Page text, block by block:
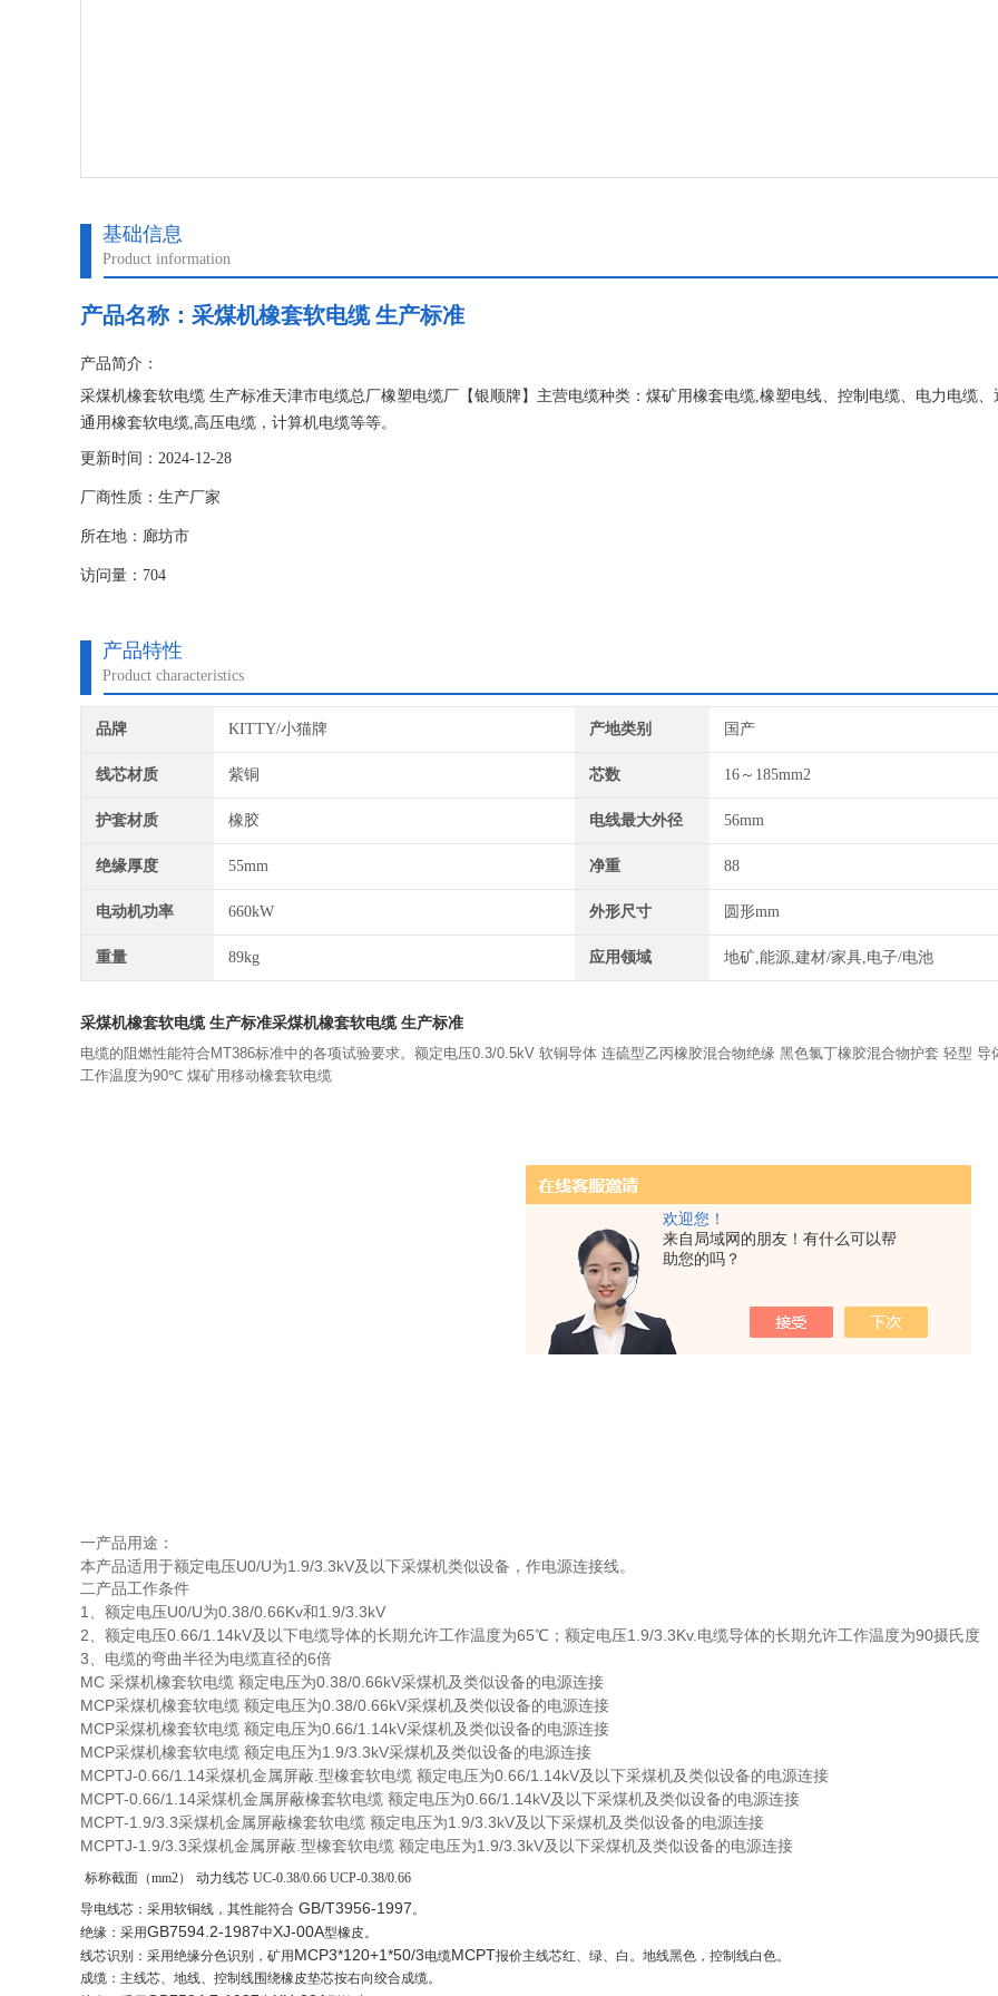
欢迎您！
来自局域网的朋友！有什么可以帮
助您的吗？
基础信息
Product information
产品名称： 采煤机橡套软电缆 生产标准
产品简介：
采煤机橡套软电缆 生产标准天津市电缆总厂橡塑电缆厂【银顺牌】主营电缆种类：煤矿用橡套电缆,橡塑电线、控制电缆、电力电缆、
通用橡套软电缆,高压电缆，计算机电缆等等。
更新时间：2024-12-28
厂商性质：生产厂家
所在地：廊坊市
访问量：704
产品特性
Product characteristics
品牌 KITTY/小猫牌 产地类别 国产
线芯材质 紫铜 芯数 16～185mm2
护套材质 橡胶 电线最大外径 56mm
绝缘厚度 55mm 净重 88
电动机功率 660kW 外形尺寸 圆形mm
重量 89kg 应用领域 地矿,能源,建材/家具,电子/电池
采煤机橡套软电缆 生产标准采煤机橡套软电缆 生产标准
电缆的阻燃性能符合 MT386标准中的各项试验要求。额定电压0.3/0.5kV 软铜导体 连硫型乙丙橡胶混合物绝缘 黑色氯丁橡胶混合物护套 轻型 导
工作温度为90℃ 煤矿用移动橡套软电缆
一产品用途：
本产品适用于额定电压U0/U为1.9/3.3kV及以下采煤机类似设备，作电源连接线。
二产品工作条件
1 、额定电压U0/U为0.38/0.66Kv和 1.9/3.3kV
2、额定电压0.66/1.14kV及以下电缆导体的长期允许工作温度为65℃；额定电压1.9/3.3Kv. 电缆导体的长期允许工作温度为90摄氏度
3、电缆的弯曲半径为电缆直径的6倍
MC 采煤机橡套软电缆 额定电压为0.38/0.66kV采煤机及类似设备的电源连接
MCP采煤机橡套软电缆 额定电压为0.38/0.66kV采煤机及类似设备的电源连接
MCP采煤机橡套软电缆 额定电压为0.66/1.14kV采煤机及类似设备的电源连接
MCP采煤机橡套软电缆 额定电压为1.9/3.3kV采煤机及类似设备的电源连接
MCPTJ-0.66/1.14采煤机金属屏蔽 型橡套软电缆 额定电压为0.66/1.14kV及以下采煤机及类似设备的电源连接
MCPT-0.66/1.14采煤机金属屏蔽橡套软电缆 额定电压为0.66/1.14kV及以下采煤机及类似设备的电源连接
MCPT-1.9/3.3采煤机金属屏蔽橡套软电缆 额定电压为1.9/3.3kV及以下采煤机及类似设备的电源连接
MCPTJ-1.9/3.3采煤机金属屏蔽 型橡套软电缆 额定电压为1.9/3.3kV及以下采煤机及类似设备的电源连接
标称截面（mm2） 动力线芯 UC-0.38/0.66 UCP-0.38/0.66
导电线芯：采用软铜线，其性能符合 GB/T3956-1997。
绝缘：采用GB7594.2-1987中XJ-00A型橡皮。
线芯识别：采用绝缘分色识别，矿用 MCP3*120+1*50/3电缆MCPT报价主线芯红、绿、白。地线黑色，控制线白色。
成缆：主线芯、地线、控制线围绕橡皮垫芯按右向绞合成缆。